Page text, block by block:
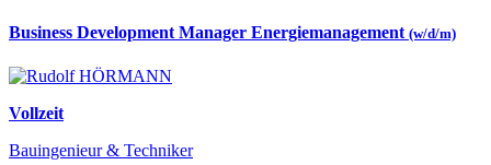
Business Development Manager Energiemanagement (w/d/m)
Vollzeit
Bauingenieur & Techniker